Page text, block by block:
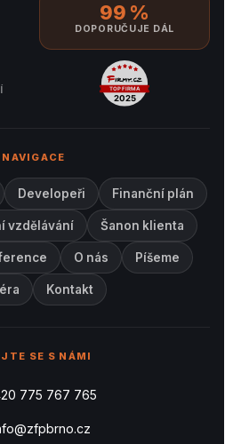
99 %
DOPORUČUJE DÁL
NAVIGACE
Developeři Finanční plán
vzdělávání Šanon klienta
O nás Píšeme
Kontakt
SE S NÁMI
775 767 765